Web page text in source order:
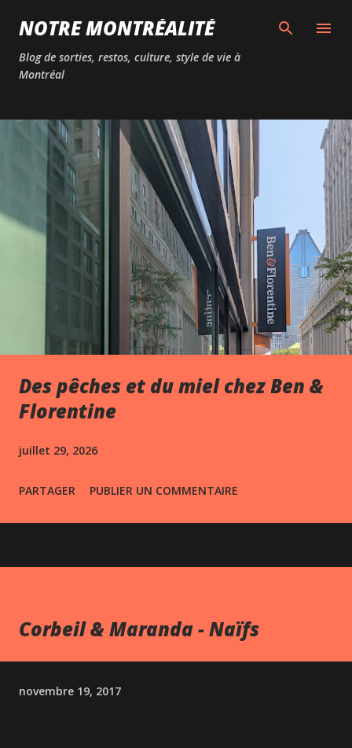
Passer au contenu principal
NOTRE MONTRÉALITÉ
Blog de sorties, restos, culture, style de vie à
Montréal
Des pêches et du miel chez Ben &
Florentine
juillet 29, 2026
PARTAGER PUBLIER UN COMMENTAIRE
Corbeil & Maranda - Naïfs
novembre 19, 2017